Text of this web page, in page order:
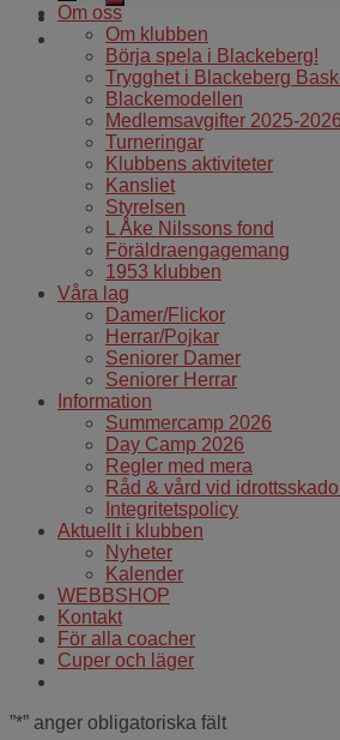
Om oss
Om klubben
Börja spela i Blackeberg!
Trygghet i Blackeberg
Blackemodellen
Medlemsavgifter 2025-2026
Turneringar
Klubbens aktiviteter
Kansliet
Styrelsen
L Åke Nilssons fond
Föräldraengagemang
1953 klubben
Våra lag
Damer/Flickor
Herrar/Pojkar
Seniorer Damer
Seniorer Herrar
Information
Summercamp 2026
Day Camp 2026
Regler med mera
Råd & vård vid
Integritetspolicy
Aktuellt i klubben
Nyheter
Kalender
WEBBSHOP
Kontakt
För alla coacher
Cuper och läger
”*” anger obligatoriska fält